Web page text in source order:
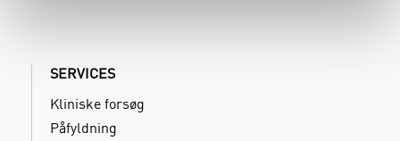
SERVICES
Kliniske forsøg
Påfyldning